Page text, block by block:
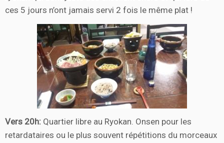
ces 5 jours n’ont jamais servi 2 fois le même plat !
Vers 20h: Quartier libre au Ryokan. Onsen pour les
retardataires ou le plus souvent répétitions du morceaux